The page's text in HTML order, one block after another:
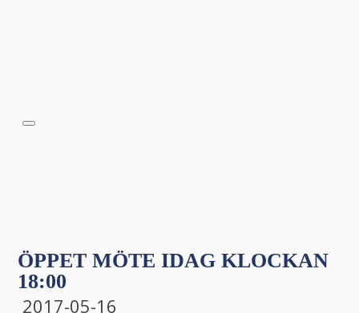
ÖPPET MÖTE IDAG KLOCKAN
18:00
2017-05-16